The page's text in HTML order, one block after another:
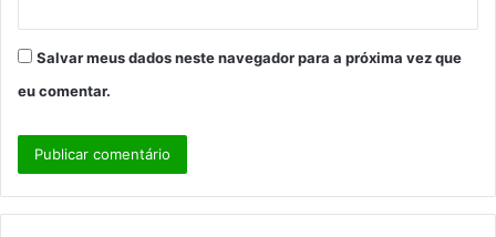
Salvar meus dados neste navegador para a próxima vez que
eu comentar.